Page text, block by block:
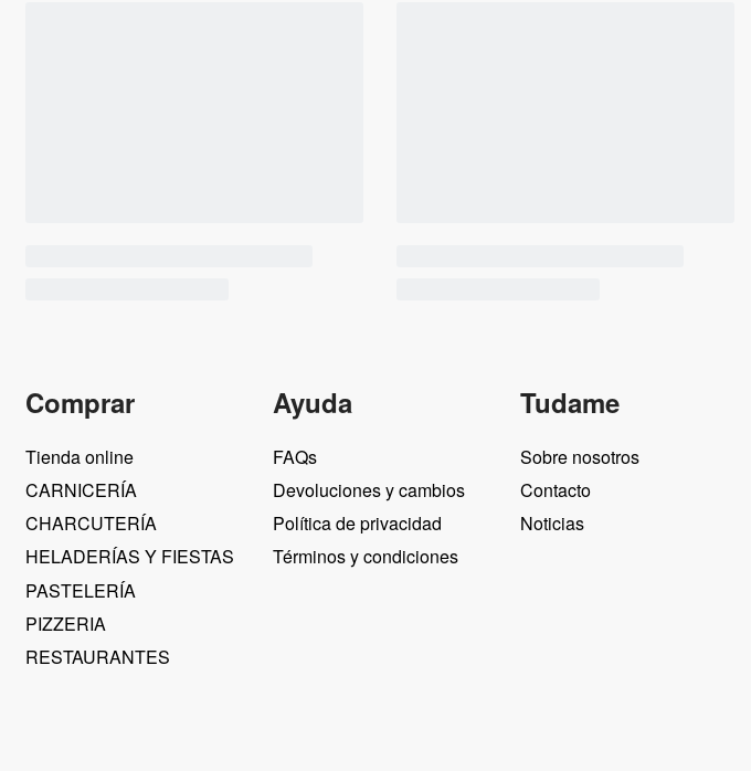
Comprar
Tienda online
CARNICERÍA
CHARCUTERÍA
HELADERÍAS Y FIESTAS
PASTELERÍA
PIZZERIA
RESTAURANTES
Ayuda
FAQs
Devoluciones y cambios
Política de privacidad
Términos y condiciones
Tudame
Sobre nosotros
Contacto
Noticias